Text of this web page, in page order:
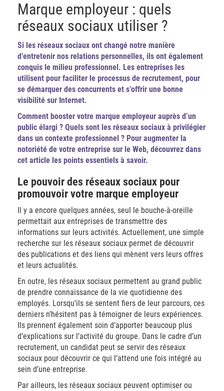
Marque employeur : quels
réseaux sociaux utiliser ?
Si les réseaux sociaux ont changé notre manière
d’entretenir nos relations personnelles, ils ont également
conquis le milieu professionnel. Les entreprises les
utilisent pour faciliter le processus de recrutement, pour
se démarquer des concurrents et s’offrir une bonne
visibilité sur Internet.
Comment booster votre marque employeur auprès d’un
public élargi ? Quels sont les réseaux sociaux à privilégier
dans un contexte professionnel ? Pour augmenter la
notoriété de votre entreprise sur le Web, découvrez dans
cet article les points essentiels à savoir.
Le pouvoir des réseaux sociaux pour
promouvoir votre marque employeur
Il y a encore quelques années, seul le bouche-à-oreille
permettait aux entreprises de transmettre des
informations sur leurs activités. Actuellement, une simple
recherche sur les réseaux sociaux permet de découvrir
des publications et des liens qui mènent vers leurs offres
et leurs actualités.
En outre, les réseaux sociaux permettent au grand public
de prendre connaissance de la vie quotidienne des
employés. Lorsqu’ils se sentent fiers de leur parcours, ces
derniers n’hésitent pas à témoigner de leurs expériences.
Ils prennent également soin d’apporter beaucoup plus
d’explications sur l’activité du groupe. Dans le cadre d’un
recrutement, un candidat peut se servir des réseaux
sociaux pour découvrir ce qui l’attend une fois intégré au
sein d’une entreprise.
Par ailleurs, les réseaux sociaux peuvent optimiser ou